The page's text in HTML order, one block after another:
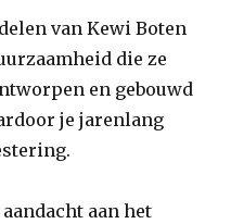
van Kewi Boten
die ze
en gebouwd
je jarenlang
aan het